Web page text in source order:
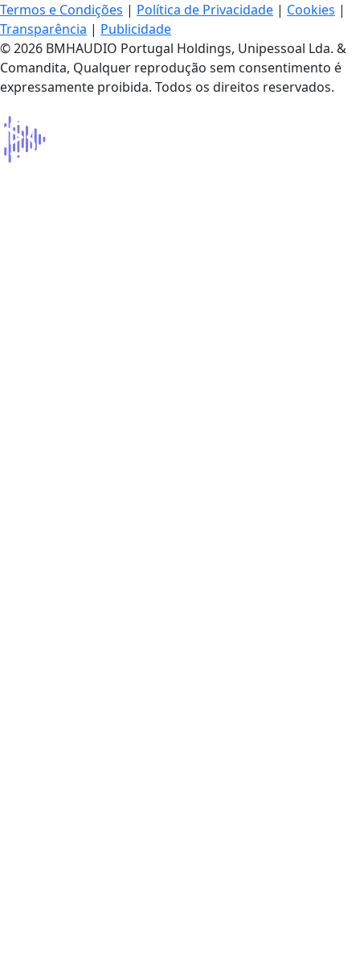
Termos e Condições | Política de Privacidade | Cookies |
Transparência | Publicidade
© 2026 BMHAUDIO Portugal Holdings, Unipessoal Lda. &
Comandita, Qualquer reprodução sem consentimento é
expressamente proibida. Todos os direitos reservados.